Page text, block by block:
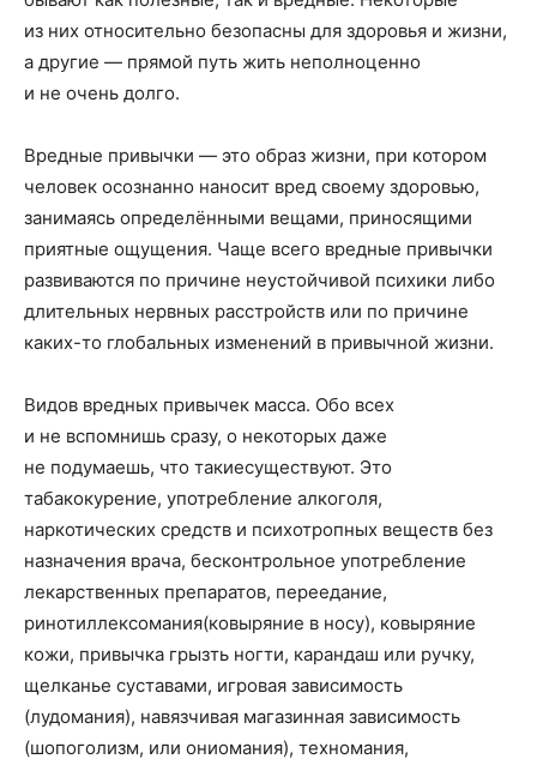
из них относительно безопасны для здоровья и жизни,
а другие — прямой путь жить неполноценно
и не очень долго.
Вредные привычки — это образ жизни, при котором
человек осознанно наносит вред своему здоровью,
занимаясь определёнными вещами, приносящими
приятные ощущения. Чаще всего вредные привычки
развиваются по причине неустойчивой психики либо
длительных нервных расстройств или по причине
каких-то глобальных изменений в привычной жизни.
Видов вредных привычек масса. Обо всех
и не вспомнишь сразу, о некоторых даже
не подумаешь, что такиесуществуют. Это
табакокурение, употребление алкоголя,
наркотических средств и психотропных веществ без
назначения врача, бесконтрольное употребление
лекарственных препаратов, переедание,
ринотиллексомания(ковыряние в носу), ковыряние
кожи, привычка грызть ногти, карандаш или ручку,
щелканье суставами, игровая зависимость
(лудомания), навязчивая магазинная зависимость
(шопоголизм, или ониомания), техномания,